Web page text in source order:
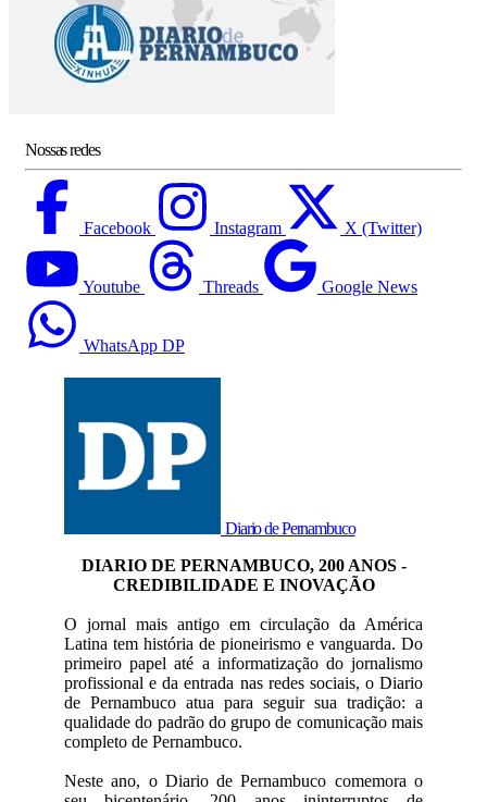
Nossas redes
Facebook Instagram X (Twitter)
Youtube Threads Google News
WhatsApp DP
Diario de Pernambuco
DIARIO DE PERNAMBUCO, 200 ANOS -
CREDIBILIDADE E INOVAÇÃO
O jornal mais antigo em circulação da América
Latina tem história de pioneirismo e vanguarda. Do
primeiro papel até a informatização do jornalismo
profissional e da entrada nas redes sociais, o Diario
de Pernambuco atua para seguir sua tradição: a
qualidade do padrão do grupo de comunicação mais
completo de Pernambuco.
Neste ano, o Diario de Pernambuco comemora o